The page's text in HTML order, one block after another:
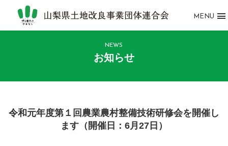
MENU
NEWS
お知らせ
令和元年度第１回農業農村整備技術研修会を開催し
ます（開催日：6月27日）